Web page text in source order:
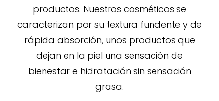
productos. Nuestros cosméticos se
caracterizan por su textura fundente y de
rápida absorción, unos productos que
dejan en la piel una sensación de
bienestar e hidratación sin sensación
grasa.